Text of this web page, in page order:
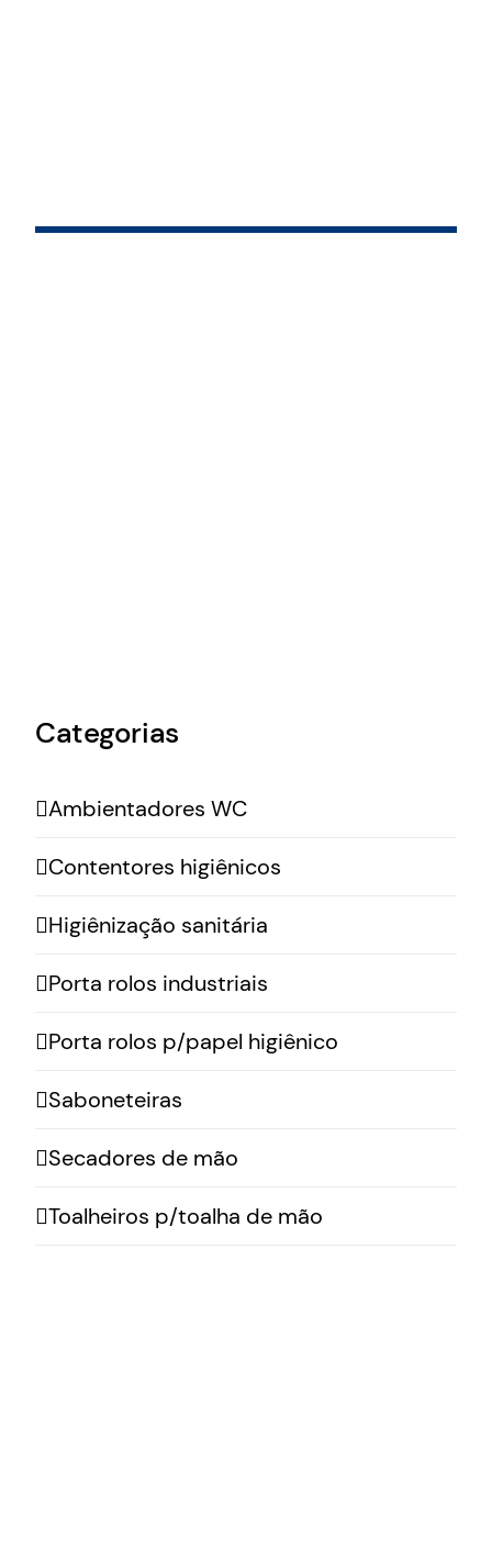
Categorias
Ambientadores WC
Contentores higiênicos
Higiênização sanitária
Porta rolos industriais
Porta rolos p/papel higiênico
Saboneteiras
Secadores de mão
Toalheiros p/toalha de mão